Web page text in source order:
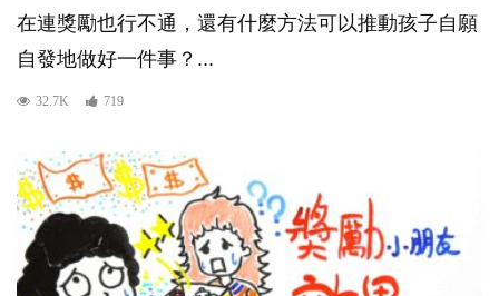
在連獎勵也行不通，還有什麼方法可以推動孩子自願
自發地做好一件事？...
32.7K 719